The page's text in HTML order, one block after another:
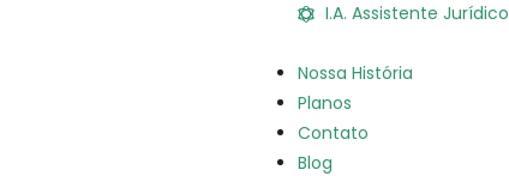
I.A. Assistente Jurídico
Nossa História
Planos
Contato
Blog